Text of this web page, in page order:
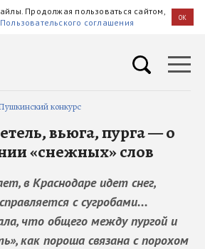
Продолжая пользоваться сайтом,
Пользовательского соглашения OK
конкурс
вьюга, пурга — о
«снежных» слов
в Краснодаре идет снег,
с сугробами...
что общего между пургой и
как пороша связана с порохом